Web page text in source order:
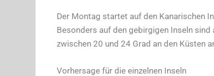
Der Montag startet auf den Kanarischen
Besonders auf den gebirgigen Inseln
zwischen 20 und 24 Grad an den Küsten
Vorhersage für die einzelnen Inseln